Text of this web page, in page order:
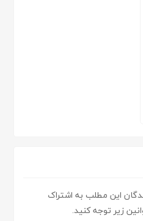
این مطلب به اشتراک
زیر توجه کنید.